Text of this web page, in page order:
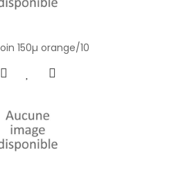
150µ orange/10